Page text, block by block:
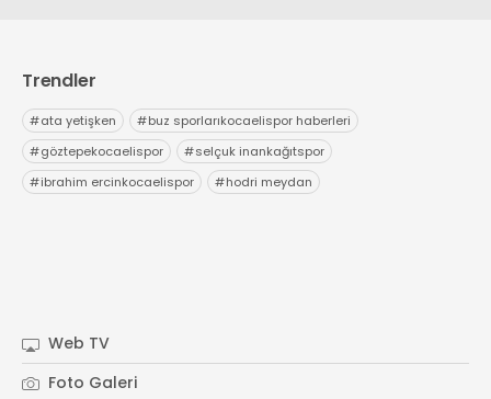
Trendler
#ata yetişken #buz sporlarıkocaelispor haberleri
#göztepekocaelispor #selçuk inankağıtspor
#ibrahim ercinkocaelispor #hodri meydan
Web TV
Foto Galeri